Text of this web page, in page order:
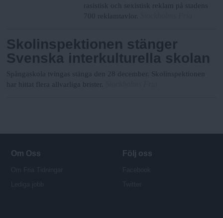
rasistisk och sexistisk reklam på stadens
700 reklamtavlor.
Skolinspektionen stänger
Svenska interkulturella skolan
Spångaskola tvingas stänga den 28 december. Skolinspektionen
har hittat flera allvarliga brister.
Om Oss Följ oss